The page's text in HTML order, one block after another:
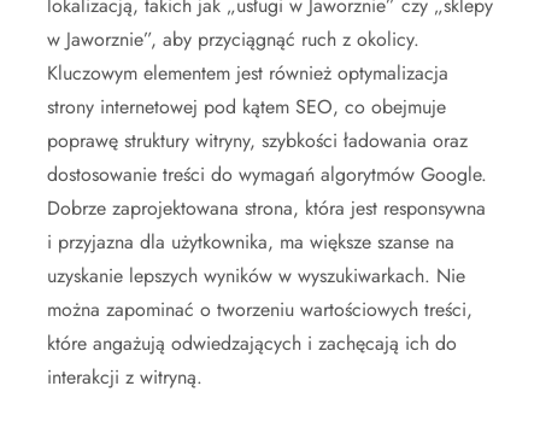
w Jaworznie”, aby przyciągnąć ruch z okolicy.
Kluczowym elementem jest również optymalizacja
strony internetowej pod kątem SEO, co obejmuje
poprawę struktury witryny, szybkości ładowania oraz
dostosowanie treści do wymagań algorytmów Google.
Dobrze zaprojektowana strona, która jest responsywna
i przyjazna dla użytkownika, ma większe szanse na
uzyskanie lepszych wyników w wyszukiwarkach. Nie
można zapominać o tworzeniu wartościowych treści,
które angażują odwiedzających i zachęcają ich do
interakcji z witryną.